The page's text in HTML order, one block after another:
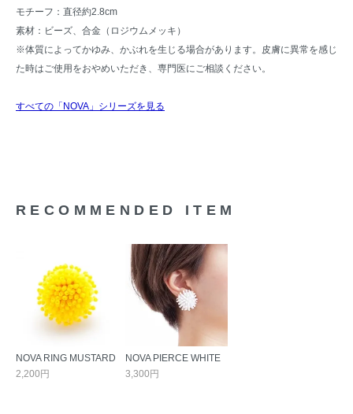
モチーフ：直径約2.8cm
素材：ビーズ、合金（ロジウムメッキ）
※体質によってかゆみ、かぶれを生じる場合があります。皮膚に異常を感じ
た時はご使用をおやめいただき、専門医にご相談ください。
すべての「NOVA」シリーズを見る
RECOMMENDED ITEM
NOVA RING MUSTARD
2,200円
NOVA PIERCE WHITE
3,300円